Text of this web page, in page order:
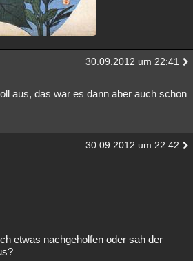
30.09.2012 um 22:41
aus, das war es dann aber auch schon
30.09.2012 um 22:42
etwas nachgeholfen oder sah der